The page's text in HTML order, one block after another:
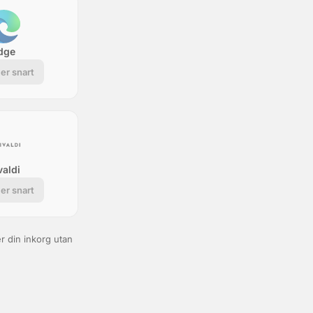
snart
snart
din inkorg utan